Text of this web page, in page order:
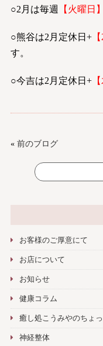
○2月は毎週 【火曜日】
○熊谷は2月定休日+【
す。
○今吉は2月定休日+【
« 前のブログ
お客様のご厚意にて
お店について
お知らせ
健康コラム
癒し処こうみやのちょ
神経整体